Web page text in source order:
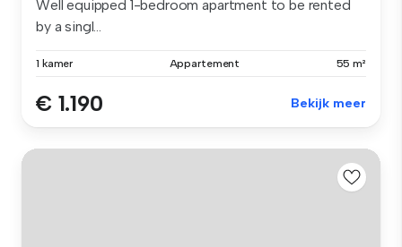
Well equipped 1-bedroom apartment to be rented
by a singl...
1 kamer Appartement 55 m²
€ 1.190 Bekijk meer